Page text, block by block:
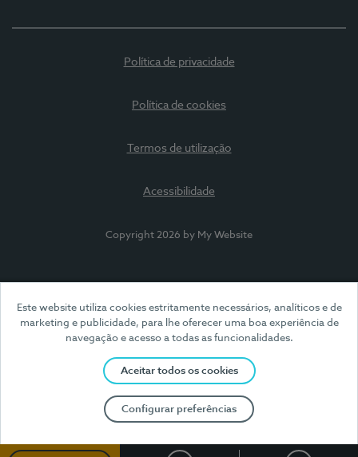
Este website utiliza cookies estritamente necessários, analíticos e de
marketing e publicidade, para lhe oferecer uma boa experiência de
navegação e acesso a todas as funcionalidades.
Aceitar todos os cookies
Configurar preferências
Política de privacidade
Política de cookies
Termos de utilização
Acessibilidade
Copyright 2026 by My Website